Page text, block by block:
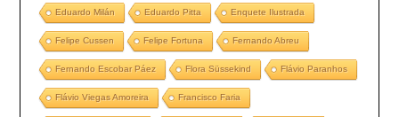
Eduardo Milán Eduardo Pitta Enquete Ilustrada
Felipe Cussen Felipe Fortuna Fernando Abreu
Fernando Escobar Páez Flora Süssekind Flávio Paranhos
Flávio Viegas Amoreira Francisco Faria